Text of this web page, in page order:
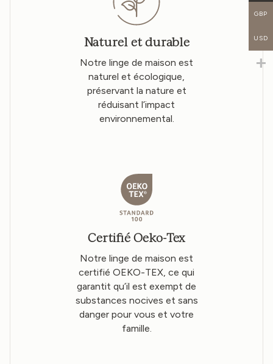
Naturel et durable
Notre linge de maison est
naturel et écologique,
préservant la nature et
réduisant l’impact
environnemental.
Certifié Oeko-Tex
Notre linge de maison est
certifié OEKO-TEX, ce qui
garantit qu’il est exempt de
substances nocives et sans
danger pour vous et votre
famille.
GBP
USD